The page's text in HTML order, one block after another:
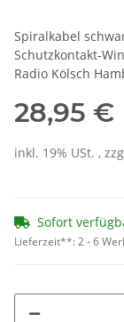
Spiralkabel
Schutzkontakt-
Radio Kölsch
28,95 €
inkl. 19% USt. ,
Sofort
Lieferzeit**:2 - 6